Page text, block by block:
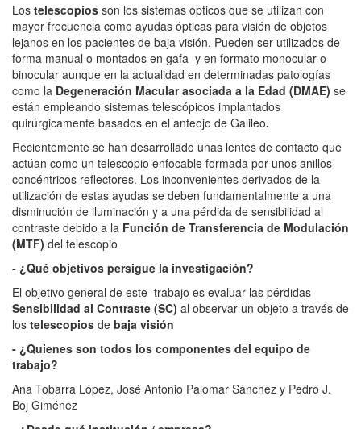
Los telescopios son los sistemas ópticos que se utilizan con
mayor frecuencia como ayudas ópticas para visión de objetos
lejanos en los pacientes de baja visión. Pueden ser utilizados de
forma manual o montados en gafa y en formato monocular o
binocular aunque en la actualidad en determinadas patologías
como la Degeneración Macular asociada a la Edad (DMAE) se
están empleando sistemas telescópicos implantados
quirúrgicamente basados en el anteojo de Galileo.
Recientemente se han desarrollado unas lentes de contacto que
actúan como un telescopio enfocable formada por unos anillos
concéntricos reflectores. Los inconvenientes derivados de la
utilización de estas ayudas se deben fundamentalmente a una
disminución de iluminación y a una pérdida de sensibilidad al
contraste debido a la Función de Transferencia de Modulación
(MTF) del telescopio
- ¿Qué objetivos persigue la investigación?
El objetivo general de este trabajo es evaluar las pérdidas
Sensibilidad al Contraste (SC) al observar un objeto a través de
los telescopios de baja visión
- ¿Quienes son todos los componentes del equipo de
trabajo?
Ana Tobarra López, José Antonio Palomar Sánchez y Pedro J.
Boj Giménez